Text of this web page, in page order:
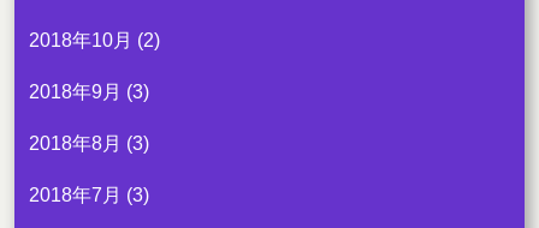
2018年10月 (2)
2018年9月 (3)
2018年8月 (3)
2018年7月 (3)